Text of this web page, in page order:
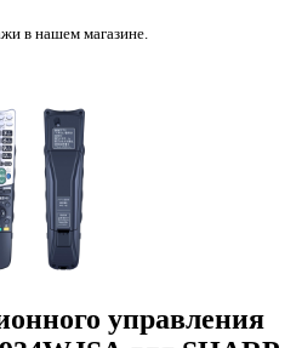
в нашем магазине.
управления